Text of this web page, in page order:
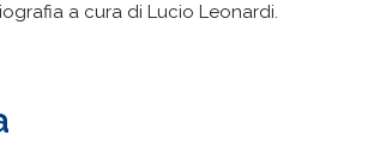
a cura di Lucio Leonardi.